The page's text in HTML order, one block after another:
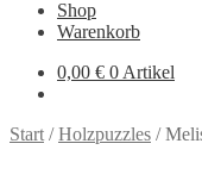
Shop
Warenkorb
0,00 € 0 Artikel
Start /Holzpuzzles /